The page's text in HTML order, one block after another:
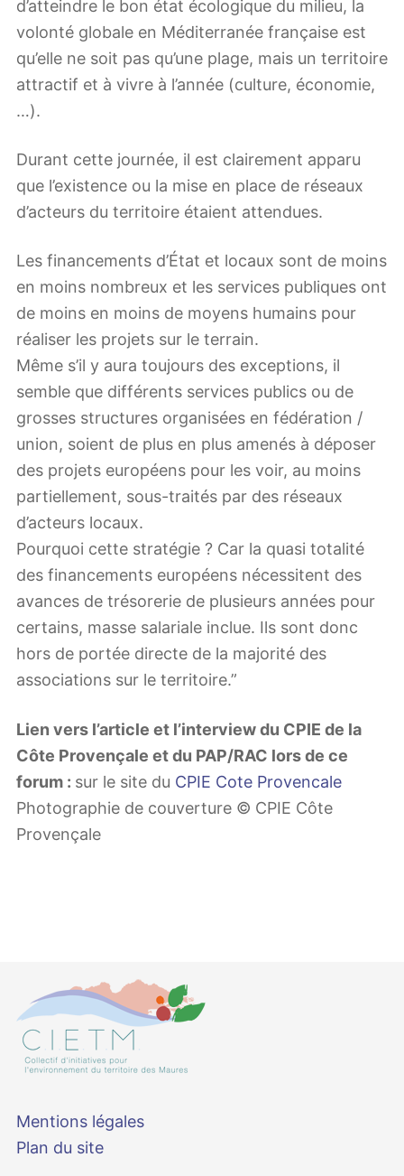
d’atteindre le bon état écologique du milieu, la
volonté globale en Méditerranée française est
qu’elle ne soit pas qu’une plage, mais un territoire
attractif et à vivre à l’année (culture, économie,
…).
Durant cette journée, il est clairement apparu
que l’existence ou la mise en place de réseaux
d’acteurs du territoire étaient attendues.
Les financements d’État et locaux sont de moins
en moins nombreux et les services publiques ont
de moins en moins de moyens humains pour
réaliser les projets sur le terrain.
Même s’il y aura toujours des exceptions, il
semble que différents services publics ou de
grosses structures organisées en fédération /
union, soient de plus en plus amenés à déposer
des projets européens pour les voir, au moins
partiellement, sous-traités par des réseaux
d’acteurs locaux.
Pourquoi cette stratégie ? Car la quasi totalité
des financements européens nécessitent des
avances de trésorerie de plusieurs années pour
certains, masse salariale inclue. Ils sont donc
hors de portée directe de la majorité des
associations sur le territoire.”
Lien vers l’article et l’interview du CPIE de la
Côte Provençale et du PAP/RAC lors de ce
forum : sur le site du CPIE Cote Provencale
Photographie de couverture © CPIE Côte
Provençale
Mentions légales
Plan du site